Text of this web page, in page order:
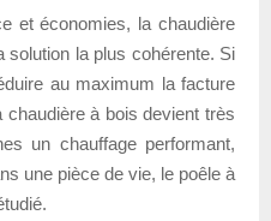
et économies, la chaudière
solution la plus cohérente. Si
au maximum la facture
chaudière à bois devient très
un chauffage performant,
une pièce de vie, le poêle à